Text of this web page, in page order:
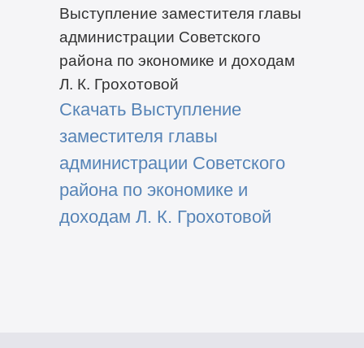
Выступление заместителя главы
администрации Советского
района по экономике и доходам
Л. К. Грохотовой
Скачать Выступление
заместителя главы
администрации Советского
района по экономике и
доходам Л. К. Грохотовой